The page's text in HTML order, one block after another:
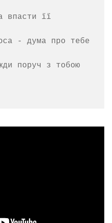
впасти її
- дума про тебе
поруч з тобою